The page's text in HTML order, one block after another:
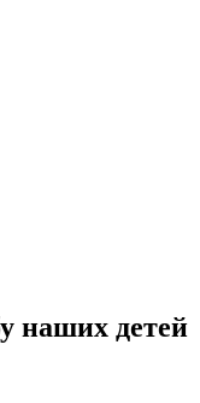
наших детей